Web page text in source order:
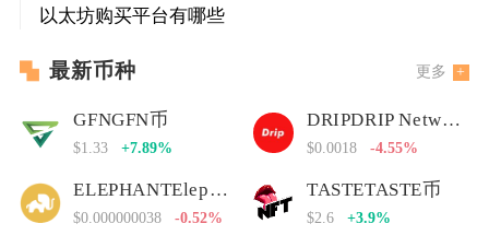
以太坊购买平台有哪些
最新币种 更多
GFNGFN币
$1.33 +7.89%
DRIPDRIP Network
$0.0018 -4.55%
ELEPHANTElephant Money
$0.000000038 -0.52%
TASTETASTE币
$2.6 +3.9%